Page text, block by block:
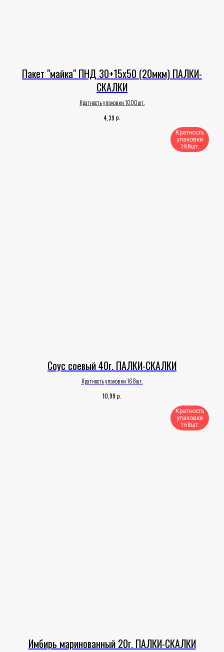
Пакет "майка" ПНД 30+15х50 (20мкм) ПАЛКИ-
СКАЛКИ
Кратность упаковки 1000шт.
4,39 р.
Кратность
упаковки
168шт.​
Соус соевый 40г. ПАЛКИ-СКАЛКИ
Кратность упаковки 168шт.
10,99 р.
Кратность
упаковки
168шт.​
Имбирь маринованный 20г. ПАЛКИ-СКАЛКИ